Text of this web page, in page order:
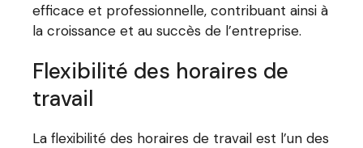
efficace et professionnelle, contribuant ainsi à
la croissance et au succès de l’entreprise.
Flexibilité des horaires de
travail
La flexibilité des horaires de travail est l’un des